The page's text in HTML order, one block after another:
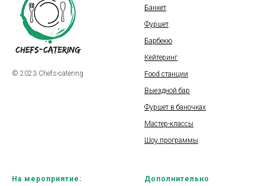
© 2023 Chefs-catering
Банкет
Фуршет
Барбекю
Кейтеринг
Food станции
Выездной бар
Фуршет в баночках
Мастер-классы
Шоу программы
На мероприятие: Дополнительно